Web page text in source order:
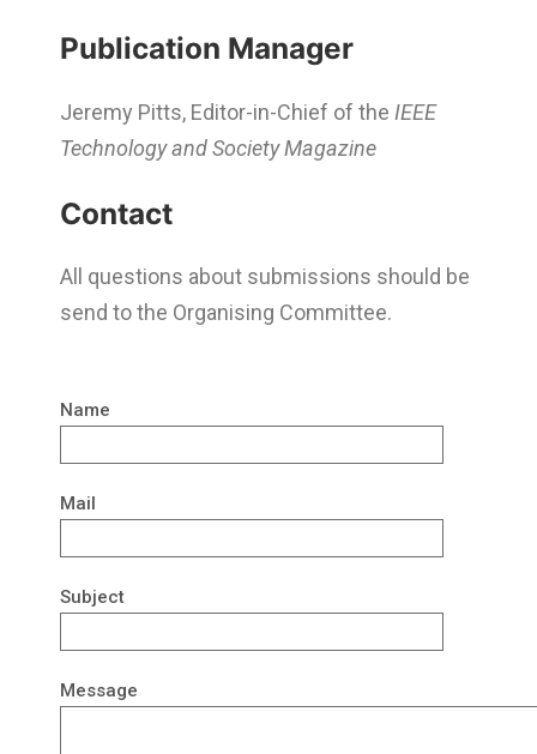
Publication Manager
Jeremy Pitts, Editor-in-Chief of the IEEE
Technology and Society Magazine
Contact
All questions about submissions should be
send to the Organising Committee.
Name
Mail
Subject
Message